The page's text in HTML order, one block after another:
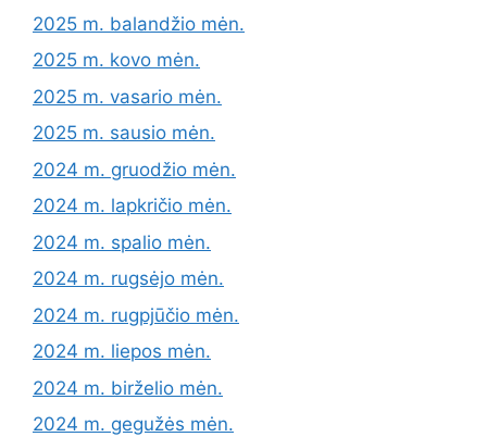
2025 m. balandžio mėn.
2025 m. kovo mėn.
2025 m. vasario mėn.
2025 m. sausio mėn.
2024 m. gruodžio mėn.
2024 m. lapkričio mėn.
2024 m. spalio mėn.
2024 m. rugsėjo mėn.
2024 m. rugpjūčio mėn.
2024 m. liepos mėn.
2024 m. birželio mėn.
2024 m. gegužės mėn.